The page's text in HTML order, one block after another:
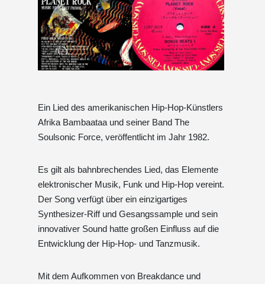
Ein Lied des amerikanischen Hip-Hop-Künstlers
Afrika Bambaataa und seiner Band The
Soulsonic Force, veröffentlicht im Jahr 1982.
Es gilt als bahnbrechendes Lied, das Elemente
elektronischer Musik, Funk und Hip-Hop vereint.
Der Song verfügt über ein einzigartiges
Synthesizer-Riff und Gesangssample und sein
innovativer Sound hatte großen Einfluss auf die
Entwicklung der Hip-Hop- und Tanzmusik.
Mit dem Aufkommen von Breakdance und